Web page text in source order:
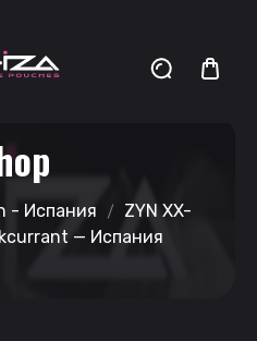
- Испания
ZYN XX-
— Испания